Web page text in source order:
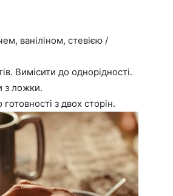
ваніліном, стевією /
Вимісити до однорідності.
з ложки.
з двох сторін.